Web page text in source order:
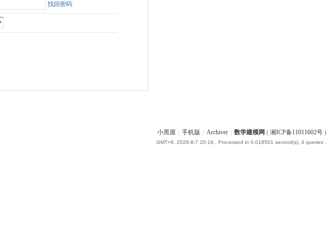
找回密码
小黑屋 手机版 Archiver 数学建模网 ( 湘ICP备11011602号)
GMT+8, 2026-8-7 20:16 , Processed in 0.018501 second(s), 4 queries .